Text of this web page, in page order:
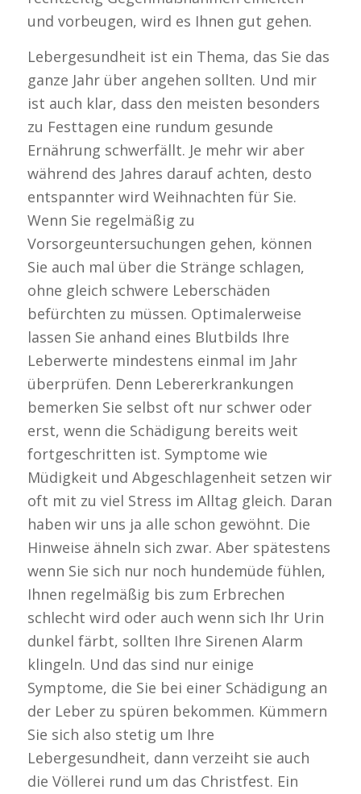
und vorbeugen, wird es Ihnen gut gehen.
Lebergesundheit ist ein Thema, das Sie das
ganze Jahr über angehen sollten. Und mir
ist auch klar, dass den meisten besonders
zu Festtagen eine rundum gesunde
Ernährung schwerfällt. Je mehr wir aber
während des Jahres darauf achten, desto
entspannter wird Weihnachten für Sie.
Wenn Sie regelmäßig zu
Vorsorgeuntersuchungen gehen, können
Sie auch mal über die Stränge schlagen,
ohne gleich schwere Leberschäden
befürchten zu müssen. Optimalerweise
lassen Sie anhand eines Blutbilds Ihre
Leberwerte mindestens einmal im Jahr
überprüfen. Denn Lebererkrankungen
bemerken Sie selbst oft nur schwer oder
erst, wenn die Schädigung bereits weit
fortgeschritten ist. Symptome wie
Müdigkeit und Abgeschlagenheit setzen wir
oft mit zu viel Stress im Alltag gleich. Daran
haben wir uns ja alle schon gewöhnt. Die
Hinweise ähneln sich zwar. Aber spätestens
wenn Sie sich nur noch hundemüde fühlen,
Ihnen regelmäßig bis zum Erbrechen
schlecht wird oder auch wenn sich Ihr Urin
dunkel färbt, sollten Ihre Sirenen Alarm
klingeln. Und das sind nur einige
Symptome, die Sie bei einer Schädigung an
der Leber zu spüren bekommen. Kümmern
Sie sich also stetig um Ihre
Lebergesundheit, dann verzeiht sie auch
die Völlerei rund um das Christfest. Ein